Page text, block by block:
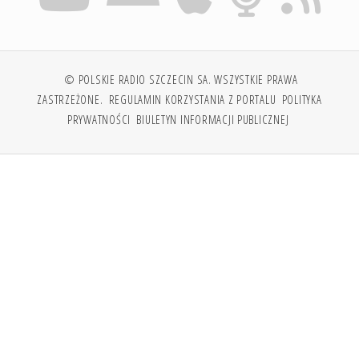
© POLSKIE RADIO SZCZECIN SA. WSZYSTKIE PRAWA
ZASTRZEŻONE. REGULAMIN KORZYSTANIA Z PORTALU POLITYKA
PRYWATNOŚCI BIULETYN INFORMACJI PUBLICZNEJ